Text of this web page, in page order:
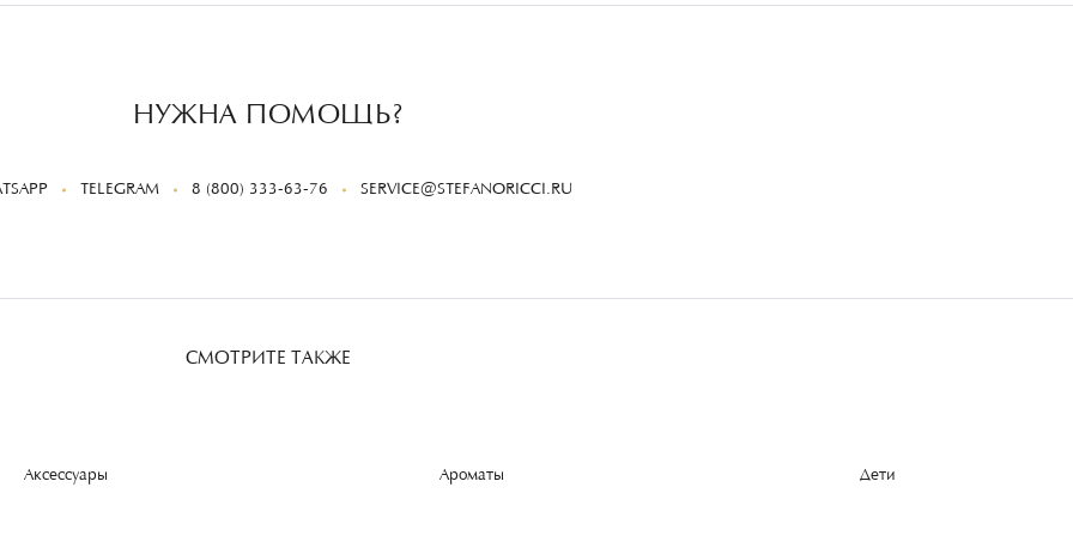
НУЖНА ПОМОЩЬ?
TELEGRAM 8 (800) 333-63-76 SERVICE@STEFANORICCI.RU
СМОТРИТЕ ТАКЖЕ
Аксессуары Ароматы Дети